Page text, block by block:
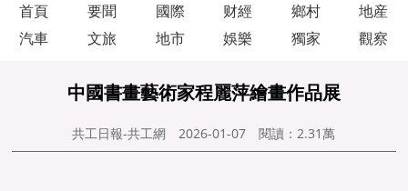
首頁 要聞 國際 财經 鄉村
地産
汽車
文旅 地市 娛樂 獨家 觀察
中國書畫藝術家程麗萍繪畫作品展
共工日報-共工網 2026-01-07 閱讀：2.31萬